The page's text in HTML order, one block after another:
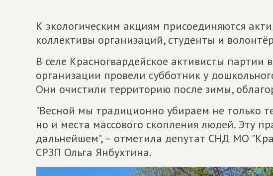
К экологическим акциям присоединяются
коллективы организаций, студенты и
В селе Красногвардейское активисты партии
организации провели субботник у
Они очистили территорию после зимы,
"Весной мы традиционно убираем не только
но и места массового скопления людей. Эту
дальнейшем", – отметила депутат СНД МО
СРЗП Ольга Янбухтина.